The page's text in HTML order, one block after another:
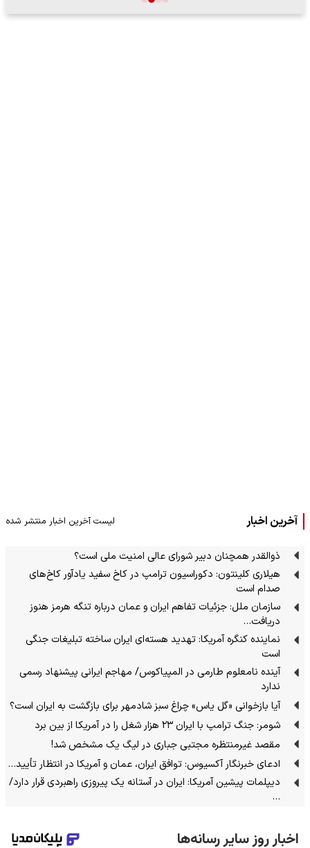
آخرین اخبار لیست آخرین اخبار منتشر شده
ذوالقدر همچنان دبیر شورای ‌عالی امنیت ملی است؟
هیلاری کلینتون: دکوراسیون ترامپ در کاخ سفید یادآور کاخ‌های
صدام است
سازمان ملل: جزئیات تفاهم ایران و عمان درباره تنگه هرمز هنوز
دریافت…
نماینده کنگره آمریکا: تهدید هسته‌ای ایران ساخته تبلیغات جنگی
است
آینده نامعلوم طارمی در المپیاکوس/ مهاجم ایرانی پیشنهاد رسمی
ندارد
آیا بازخوانی «گل یاس» چراغ سبز شادمهر برای بازگشت به ایران است؟
شومر: جنگ ترامپ با ایران ۲۳ هزار شغل را در آمریکا از بین برد
مقصد غیرمنتظره مجتبی جباری در لیگ یک مشخص شد!
ادعای خبرنگار آکسیوس: توافق ایران، عمان و آمریکا در انتظار تأیید…
دیپلمات پیشین آمریکا: ایران در آستانه یک پیروزی راهبردی قرار دارد/
…